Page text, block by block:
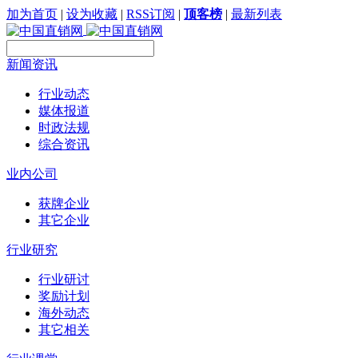
加为首页 | 设为收藏 | RSS订阅 | 顶客榜 | 最新列表
新闻资讯
行业动态
媒体报道
时政法规
综合资讯
业内公司
获牌企业
其它企业
行业研究
行业研讨
奖励计划
海外动态
其它相关